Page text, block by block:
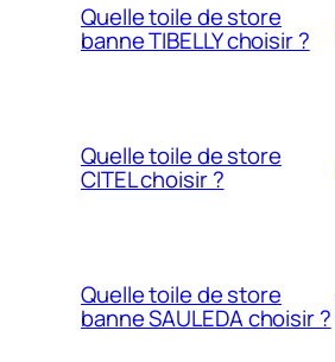
Quelle toile de store
banne TIBELLY choisir ?
Quelle toile de store
CITEL choisir ?
Quelle toile de store
banne SAULEDA choisir ?